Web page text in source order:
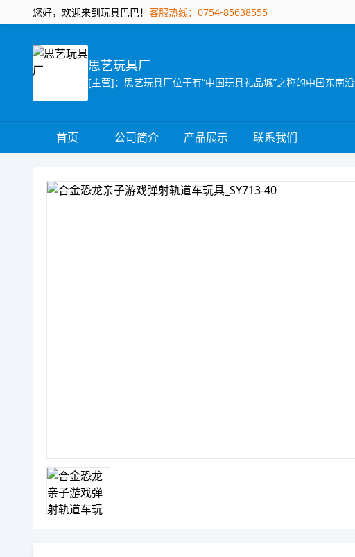
您好，欢迎来到玩具巴巴！ 客服热线：0754-85638555
思艺玩具厂
首页 公司简介 产品展示 联系我们